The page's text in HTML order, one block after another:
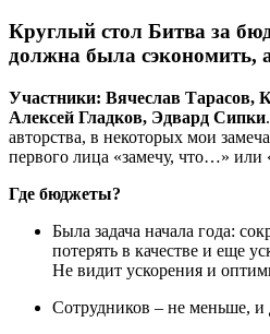
Круглый стол Битва за
должна была сэкономить,
Участники: Вячеслав
Алексей Гладков, Эдвард Сипки
авторства, в некоторых мои
первого лица «замечу, что…»
Где бюджеты?
Была задача начала года:
потерять в качестве и еще
Не видит ускорения и
Сотрудников – не меньше, и